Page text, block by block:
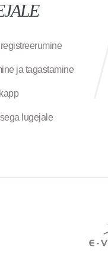
ja tagastamine
lugejale